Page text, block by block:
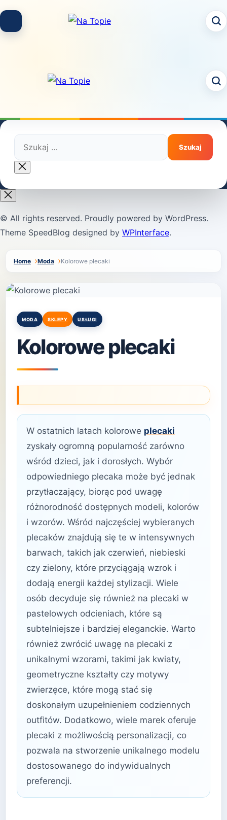
content
Szukaj:
Close
search
© All rights reserved. Proudly powered by WordPress.
Theme SpeedBlog designed by WPInterface.
Home Moda Kolorowe plecaki
Posted
MODA SKLEPY USŁUGI
Kolorowe plecaki
W ostatnich latach kolorowe plecaki
zyskały ogromną popularność zarówno
wśród dzieci, jak i dorosłych. Wybór
odpowiedniego plecaka może być jednak
przytłaczający, biorąc pod uwagę
różnorodność dostępnych modeli, kolorów
i wzorów. Wśród najczęściej wybieranych
plecaków znajdują się te w intensywnych
barwach, takich jak czerwień, niebieski
czy zielony, które przyciągają wzrok i
dodają energii każdej stylizacji. Wiele
osób decyduje się również na plecaki w
pastelowych odcieniach, które są
subtelniejsze i bardziej eleganckie. Warto
również zwrócić uwagę na plecaki z
unikalnymi wzorami, takimi jak kwiaty,
geometryczne kształty czy motywy
zwierzęce, które mogą stać się
doskonałym uzupełnieniem codziennych
outfitów. Dodatkowo, wiele marek oferuje
plecaki z możliwością personalizacji, co
pozwala na stworzenie unikalnego modelu
dostosowanego do indywidualnych
preferencji.